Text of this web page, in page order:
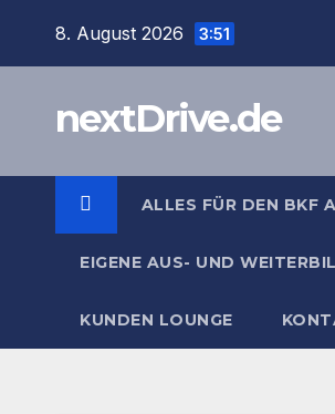
8. August 2026 3:51
nextDrive.de
ALLES FÜR DEN BKF
EIGENE AUS- UND
KUNDEN LOUNGE